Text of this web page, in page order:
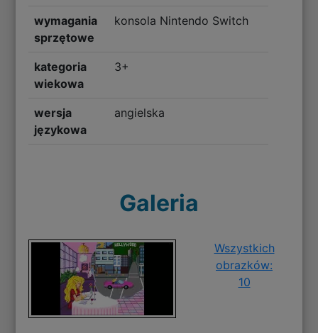
wymagania
sprzętowe
konsola Nintendo Switch
kategoria
wiekowa
3+
wersja
językowa
angielska
Galeria
Wszystkich
obrazków:
10